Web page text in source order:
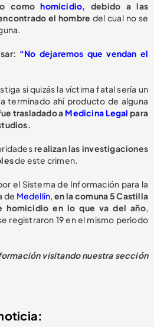
comohomicidio, debido a las
el hombre del cual no se
“No dejaremos que vendan el
si quizás la víctima fatal sería un
terminado ahí producto de alguna
trasladado a Medicina Legal para
realizan las investigaciones
de este crimen.
el Sistema de Información para la
de Medellín,en la comuna 5 Castilla
homicidio en lo que va del año,
registraron 19 en el mismo periodo
visitando nuestra sección